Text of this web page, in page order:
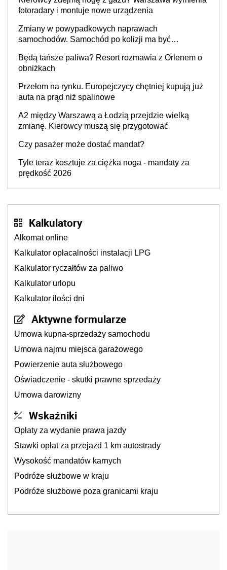
fotoradary i montuje nowe urządzenia
Zmiany w powypadkowych naprawach
samochodów. Samochód po kolizji ma być
producenta
Będą tańsze paliwa? Resort rozmawia z Orlenem o
obniżkach
Przełom na rynku. Europejczycy chętniej kupują już
auta na prąd niż spalinowe
A2 między Warszawą a Łodzią przejdzie wielką
zmianę. Kierowcy muszą się przygotować
Czy pasażer może dostać mandat?
Tyle teraz kosztuje za ciężka noga - mandaty za
prędkość 2026
Kalkulatory
Alkomat online
Kalkulator opłacalności instalacji LPG
Kalkulator ryczałtów za paliwo
Kalkulator urlopu
Kalkulator ilości dni
Aktywne formularze
Umowa kupna-sprzedaży samochodu
Umowa najmu miejsca garażowego
Powierzenie auta służbowego
Oświadczenie - skutki prawne sprzedaży
Umowa darowizny
Wskaźniki
Opłaty za wydanie prawa jazdy
Stawki opłat za przejazd 1 km autostrady
Wysokość mandatów karnych
Podróże służbowe w kraju
Podróże służbowe poza granicami kraju